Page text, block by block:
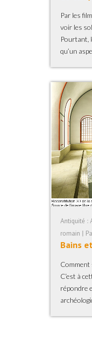
Par les
voir les
Pourtant,
qu’un
Antiquité :
romain |
Bains
Comment
C’est à
répondre